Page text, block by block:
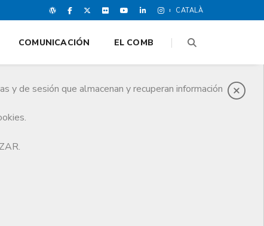
CATALÀ
de sesión que almacenan y recuperan información
COMUNICACIÓN EL COMB